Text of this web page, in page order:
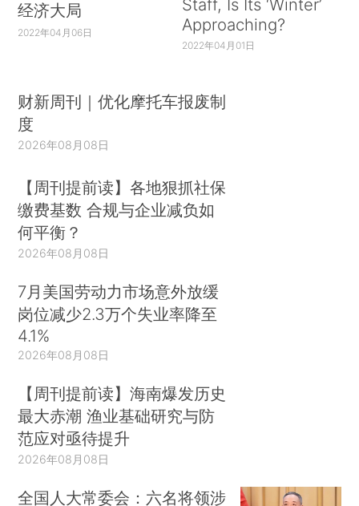
经济大局
2022年04月06日
Staff, Is Its ‘Winter’
Approaching?
2022年04月01日
财新周刊｜优化摩托车报废制
度
2026年08月08日
【周刊提前读】各地狠抓社保
缴费基数 合规与企业减负如
何平衡？
2026年08月08日
7月美国劳动力市场意外放缓
岗位减少2.3万个失业率降至
4.1%
2026年08月08日
【周刊提前读】海南爆发历史
最大赤潮 渔业基础研究与防
范应对亟待提升
2026年08月08日
全国人大常委会：六名将领涉